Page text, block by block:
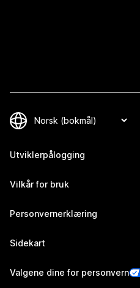
Utviklerpålogging
Vilkår for bruk
Personvernerklæring
Sidekart
Valgene dine for personvern